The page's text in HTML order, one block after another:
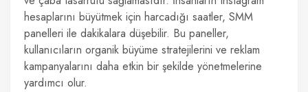
hesaplarını büyütmek için harcadığı saatler, SMM
panelleri ile dakikalara düşebilir. Bu paneller,
kullanıcıların organik büyüme stratejilerini ve reklam
kampanyalarını daha etkin bir şekilde yönetmelerine
yardımcı olur.